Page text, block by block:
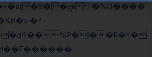
�%Q����
�?
%P�l��R�Y�